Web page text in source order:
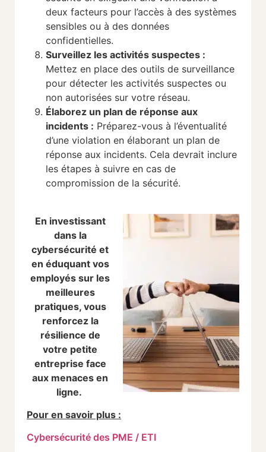
deux facteurs pour l’accès à des systèmes
sensibles ou à des données
confidentielles.
Surveillez les activités suspectes :
Mettez en place des outils de surveillance
pour détecter les activités suspectes ou
non autorisées sur votre réseau.
Élaborez un plan de réponse aux
incidents : Préparez-vous à l’éventualité
d’une violation en élaborant un plan de
réponse aux incidents. Cela devrait inclure
les étapes à suivre en cas de
compromission de la sécurité.
En investissant
dans la
cybersécurité et
en éduquant vos
employés sur les
meilleures
pratiques, vous
renforcez la
résilience de
votre petite
entreprise face
aux menaces en
ligne.
Pour en savoir plus :
Cybersécurité des PME / ETI